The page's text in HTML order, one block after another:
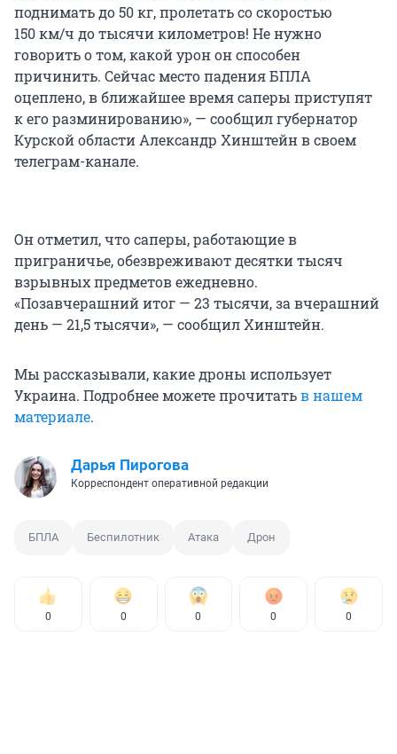
поднимать до 50 кг, пролетать со скоростью
150 км/ч до тысячи километров! Не нужно
говорить о том, какой урон он способен
причинить. Сейчас место падения БПЛА
оцеплено, в ближайшее время саперы приступят
к его разминированию», — сообщил губернатор
Курской области Александр Хинштейн в своем
телеграм-канале.
Он отметил, что саперы, работающие в
приграничье, обезвреживают десятки тысяч
взрывных предметов ежедневно.
«Позавчерашний итог — 23 тысячи, за вчерашний
день — 21,5 тысячи», — сообщил Хинштейн.
Мы рассказывали, какие дроны использует
Украина. Подробнее можете прочитатьв нашем
материале.
Дарья Пирогова
Корреспондент оперативной редакции
БПЛА Беспилотник Атака Дрон
0 0 0 0 0